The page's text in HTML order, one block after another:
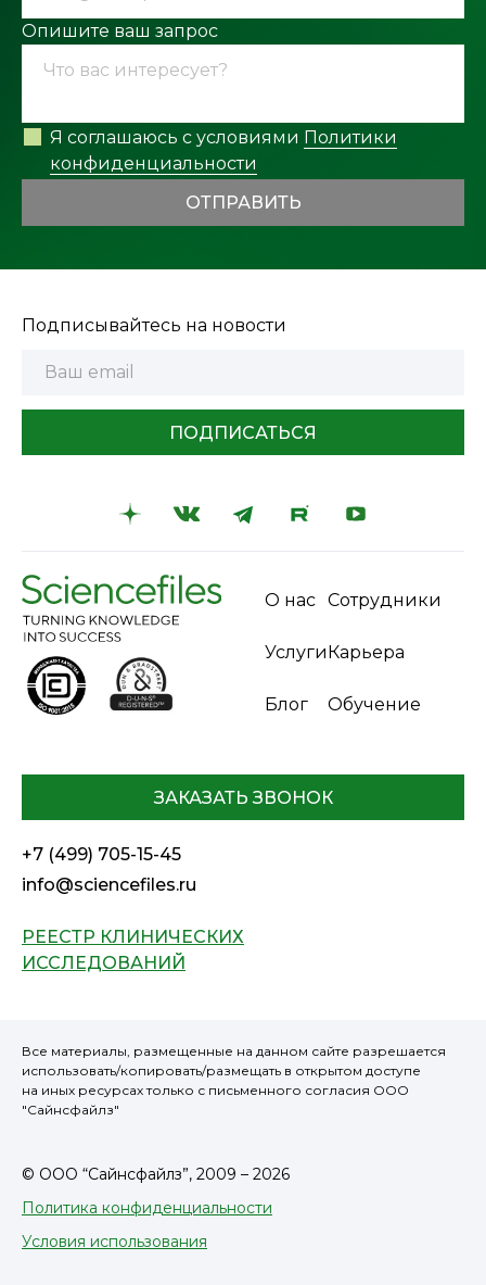
Опишите ваш запрос
Я соглашаюсь с условиями Политики
конфиденциальности
ОТПРАВИТЬ
Подписывайтесь на новости
ПОДПИСАТЬСЯ
О нас
Услуги
Блог
Сотрудники
Карьера
Обучение
ЗАКАЗАТЬ ЗВОНОК
+7 (499) 705-15-45
info@sciencefiles.ru
РЕЕСТР КЛИНИЧЕСКИХ
ИССЛЕДОВАНИЙ
Все материалы, размещенные на данном сайте разрешается
использовать/копировать/размещать в открытом доступе
на иных ресурсах только с письменного согласия ООО
"Сайнсфайлз"
© ООО “Сайнсфайлз”, 2009 – 2026
Политика конфиденциальности
Условия использования